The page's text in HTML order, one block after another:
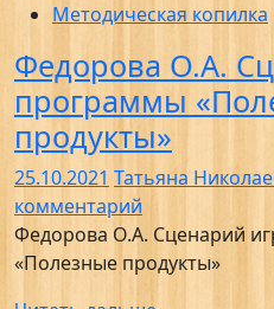
Методическая копилка
Федорова О.А.
программы
продукты»
25.10.2021 Татьяна
комментарий
Федорова О.А. Сценарий
«Полезные продукты»